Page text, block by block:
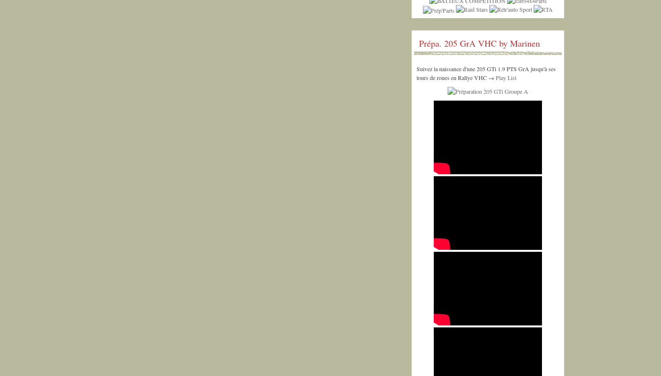
Prépa. 205 GrA VHC by Marinen
Suivez la naissance d'une 205 GTi 1.9 PTS GrA jusqu'à ses
tours de roues en Rallye VHC → Play List